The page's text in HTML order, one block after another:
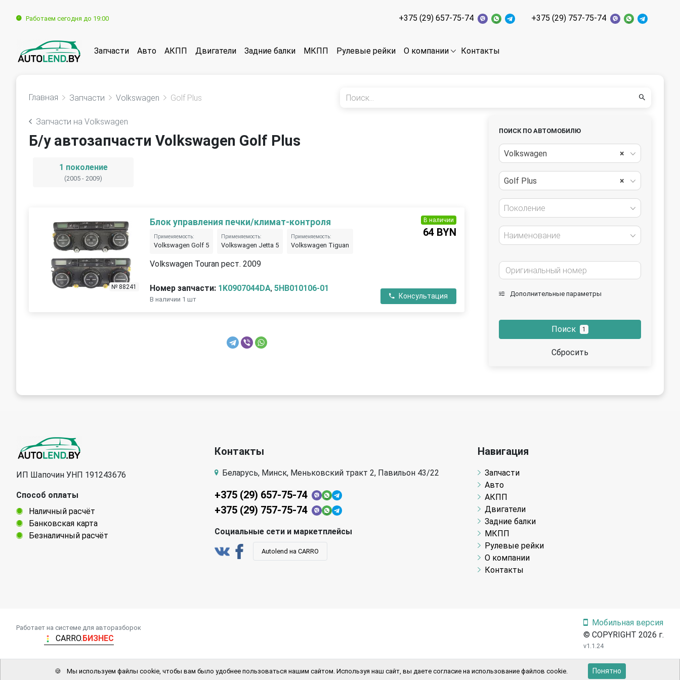
Работаем сегодня до 19:00 +375 (29) 657-75-74 +375 (29) 757-75-74
Запчасти Авто АКПП Двигатели Задние балки МКПП Рулевые рейки О компании Контакты
Главная Запчасти Volkswagen Golf Plus
Запчасти на Volkswagen
Б/у автозапчасти Volkswagen Golf Plus
1 поколение
(2005 - 2009)
№ 88241
Блок управления печки/климат-контроля
Применяемость:
Volkswagen Golf 5
Применяемость:
Volkswagen Jetta 5
Применяемость:
Volkswagen Tiguan
Volkswagen Touran рест. 2009
Номер запчасти: 1K0907044DA,5HB010106-01
В наличии 1 шт
В наличии
64 BYN
Консультация
ПОИСК ПО АВТОМОБИЛЮ
×
Volkswagen
×
Golf Plus
Поколение
Наименование
Дополнительные параметры
Поиск 1
Сбросить
ИП Шапочин УНП 191243676
Способ оплаты
Наличный расчёт
Банковская карта
Безналичный расчёт
Контакты
Беларусь, Минск, Меньковский тракт 2, Павильон 43/22
+375 (29) 657-75-74
+375 (29) 757-75-74
Социальные сети и маркетплейсы
Autolend на CARRO
Навигация
Запчасти
Авто
АКПП
Двигатели
Задние балки
МКПП
Рулевые рейки
О компании
Контакты
Работает на системе для авторазборок
CARRO.БИЗНЕС
Мобильная версия
© COPYRIGHT 2026 г.
v1.1.24
🍪 Мы используем файлы cookie, чтобы вам было удобнее пользоваться нашим сайтом. Используя наш сайт, вы даете согласие на использование файлов cookie. Понятно